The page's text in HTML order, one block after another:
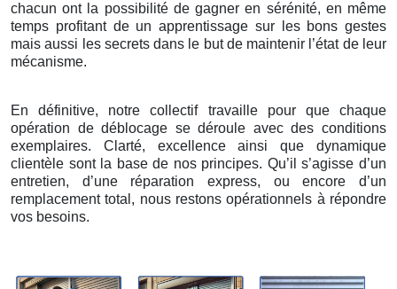
chacun ont la possibilité de gagner en sérénité, en même
temps profitant de un apprentissage sur les bons gestes
mais aussi les secrets dans le but de maintenir l’état de leur
mécanisme.
En définitive, notre collectif travaille pour que chaque
opération de déblocage se déroule avec des conditions
exemplaires. Clarté, excellence ainsi que dynamique
clientèle sont la base de nos principes. Qu’il s’agisse d’un
entretien, d’une réparation express, ou encore d’un
remplacement total, nous restons opérationnels à répondre
vos besoins.